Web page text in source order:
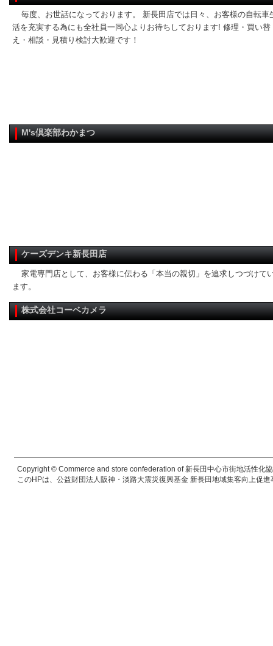
毎度、お世話になっております。 新長田店では日々、お客様の自転車
活を充実する為にも全社員一同心よりお待ちしております! 修理・買い替
え・相談・見積り検討大歓迎です！
M's倶楽部わかまつ
ケーズデンキ新長田店
家電専門店として、お客様に伝わる「本当の親切」を追求しつづけて
ます。
株式会社コーベカメラ
Copyright © Commerce and store confederation of 新長田中心市街地活性化
このHPは、公益財団法人阪神・淡路大震災復興基金 新長田地域集客向上促